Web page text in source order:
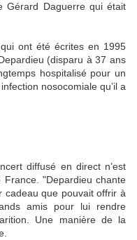
Gérard Daguerre qui était
ont été écrites en 1995
(disparu à 37 ans
hospitalisé pour un
nosocomiale qu’il a
diffusé en direct n’est
"Depardieu chante
cadeau que pouvait offrir à
amis pour lui rendre
Une manière de la